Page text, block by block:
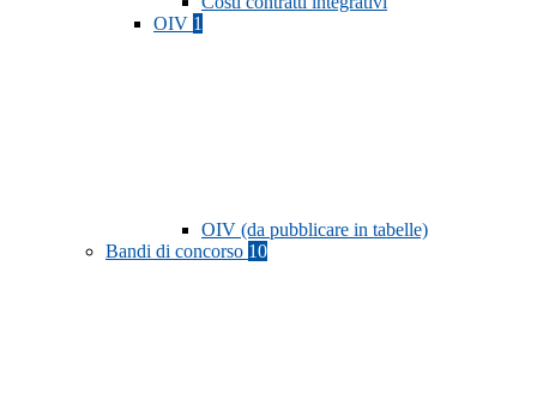
OIV 1
OIV (da pubblicare in tabelle)
Bandi di concorso 10